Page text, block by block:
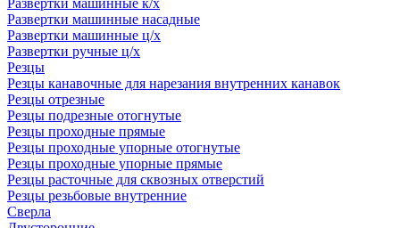
Развертки машинные к/х
Развертки машинные насадные
Развертки машинные ц/х
Развертки ручные ц/х
Резцы
Резцы канавочные для нарезания внутренних канавок
Резцы отрезные
Резцы подрезные отогнутые
Резцы проходные прямые
Резцы проходные упорные отогнутые
Резцы проходные упорные прямые
Резцы расточные для сквозных отверстий
Резцы резьбовые внутренние
Сверла